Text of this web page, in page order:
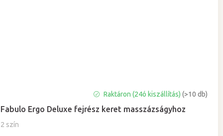
Fabulo Ergo Deluxe fejrész keret masszázságyhoz
2 szín
Raktáron (24ó kiszállítás) (>10 db)